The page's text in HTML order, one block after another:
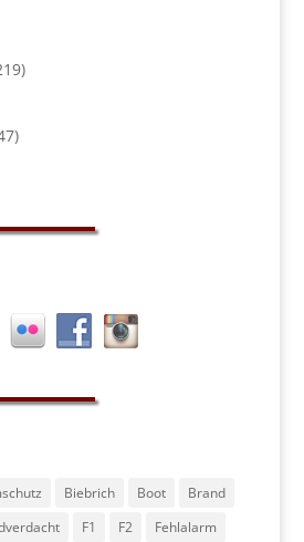
Biebrich Boot
Brand
F1 F2
Fehlalarm